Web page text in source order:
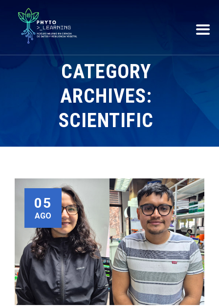
CATEGORY
ARCHIVES:
SCIENTIFIC
05
AGO